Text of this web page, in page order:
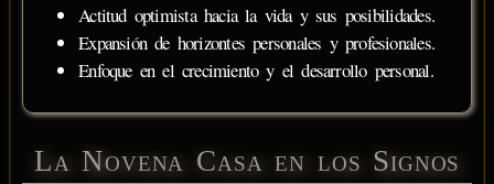
Actitud optimista hacia la vida y sus posibilidades.
Expansión de horizontes personales y profesionales.
Enfoque en el crecimiento y el desarrollo personal.
La Novena Casa en los Signos